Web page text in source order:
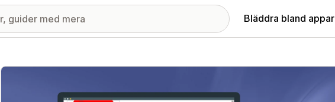
Bläddra bland appar
Galleri med utvalda bilder